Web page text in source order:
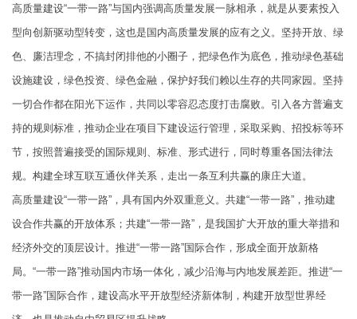
高质量建设“一带一路”与国内强调高质量发展一脉相承，就是从要素投入
型向创新驱动型转变，这也是国内高质量发展的应有之义。坚持开放、绿
色、廉洁理念，不搞封闭排他的小圈子，把绿色作为底色，推动绿色基础
设施建设，绿色投资、绿色金融，保护好我们赖以生存的共同家园。坚持
一切合作都在阳光下运作，共同以零容忍态度打击腐败。引入各方普遍支
持的规则标准，推动企业在项目下建设运行管理，采取采购、招投标等环
节，按照普遍接受的国际规则、标准、形式进行，同时尊重各国法律法
规。构建全球互联互通伙伴关系，走出一条互利共赢的康庄大道。
高质量建设“一带一路”，具有国内外双重意义。共建“一带一路”，推动建
设合作共赢的开放体系；共建“一带一路”，是我国扩大开放的重大举措和
经济外交的顶层设计。推进“一带一路”国际合作，形成全面开放新格
局。“一带一路”推动国内市场一体化，减少沿海与内地发展差距。推进“一
带一路”国际合作，建设高水平开放型经济新体制，构建开放型世界经